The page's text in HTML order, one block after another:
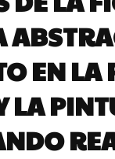
EN
LA